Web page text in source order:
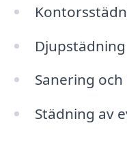
Djupstädning
Sanering
Städning av